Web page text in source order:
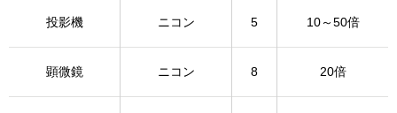
投影機 ニコン 5 10～50倍
顕微鏡 ニコン 8 20倍